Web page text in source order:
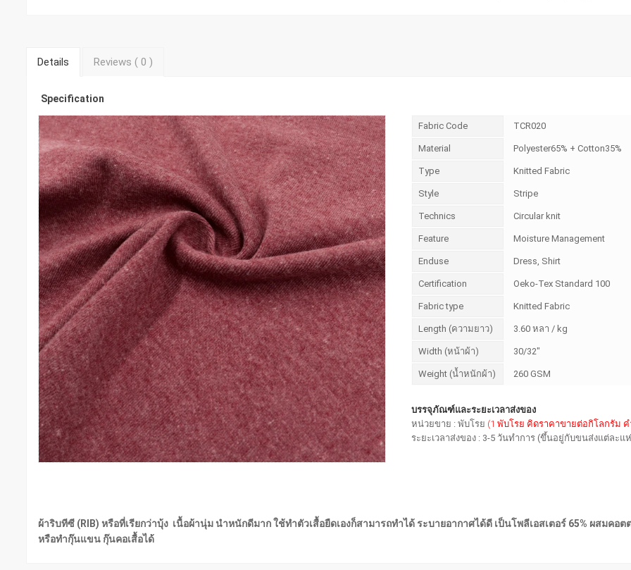
Details Reviews ( 0 )
Specification
Fabric Code TCR020
Material Polyester65% + Cotton35%
Type Knitted Fabric
Style Stripe
Technics Circular knit
Feature Moisture Management
Enduse Dress, Shirt
Certification Oeko-Tex Standard 100
Fabric type Knitted Fabric
Length (ความยาว) 3.60 หลา / kg
Width (หน้าผ้า) 30/32"
Weight (น้ำหนักผ้า) 260 GSM
บรรจุภัณฑ์และระยะเวลาส่งของ
หน่วยขาย : พับโรย (1 พับโรย คิดราคาขายต่อกิโลกรัม
ระยะเวลาส่งของ : 3-5 วันทำการ (ขึ้นอยู่กับขนส่งแต่ละแ
ผ้าริบทีซี (RIB) หรือที่เรียกว่าบุ้ง เนื้อผ้านุ่ม นำหนักดีมาก ใช้ทำตัวเสื้อยืดเองก็สามารถทำได้ ระบายอากาศได้ดี เป็นโพลีเอสเตอร์ 65% ผสมคอต
หรือทำกุ๊นแขน กุ๊นคอเสื้อได้